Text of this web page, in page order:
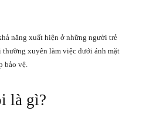
năng xuất hiện ở những người trẻ
xuyên làm việc dưới ánh mặt
bảo vệ.
là gì?